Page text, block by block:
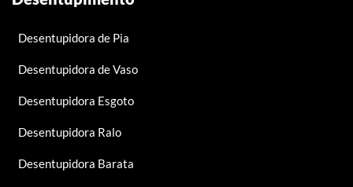
Desentupidora de Pia
Desentupidora de Vaso
Desentupidora Esgoto
Desentupidora Ralo
Desentupidora Barata